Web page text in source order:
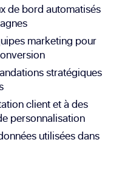
de bord automatisés
marketing pour
stratégiques
client et à des
personnalisation
utilisées dans